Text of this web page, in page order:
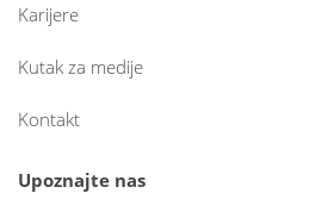
Karijere
Kutak za medije
Kontakt
Upoznajte nas